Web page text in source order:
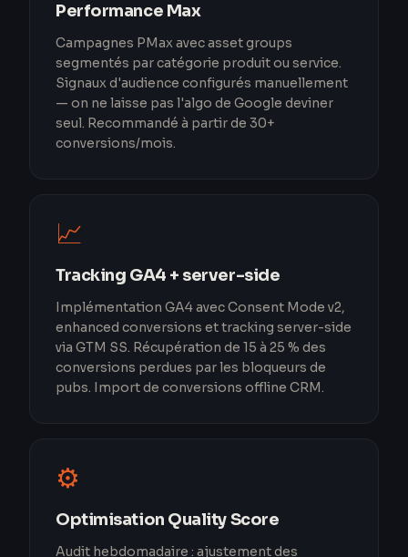
Performance Max
Campagnes PMax avec asset groups
segmentés par catégorie produit ou service.
Signaux d'audience configurés manuellement
— on ne laisse pas l'algo de Google deviner
seul. Recommandé à partir de 30+
conversions/mois.
📈
Tracking GA4 + server-side
Implémentation GA4 avec Consent Mode v2,
enhanced conversions et tracking server-side
via GTM SS. Récupération de 15 à 25 % des
conversions perdues par les bloqueurs de
pubs. Import de conversions offline CRM.
⚙️
Optimisation Quality Score
Audit hebdomadaire : ajustement des